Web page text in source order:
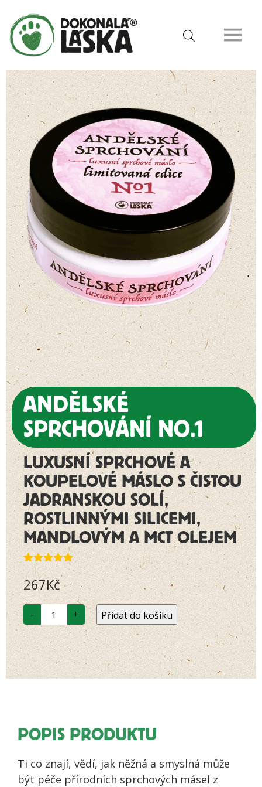
ANDĚLSKÉ
SPRCHOVÁNÍ NO.1
LUXUSNÍ SPRCHOVÉ A
KOUPELOVÉ MÁSLO S ČISTOU
JADRANSKOU SOLÍ,
ROSTLINNÝMI SILICEMI,
MANDLOVÝM A MCT OLEJEM
Hodnoceno
5.00z 5 na
základě
hodnocení
zákazníka
267Kč
- No1
RANNÍ
PROBUZENÍ
CITRUSOVÉ
ZAHRADY
množství
+ Přidat do košíku
POPIS PRODUKTU
Ti co znají, vědí, jak něžná a smyslná může
být péče přírodních sprchových másel z